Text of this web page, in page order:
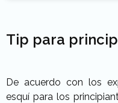
Tip para
De acuerdo con los
esquí para los